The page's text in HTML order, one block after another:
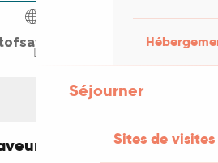
Séjourner
Sites de visites